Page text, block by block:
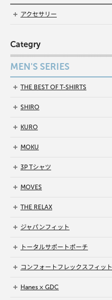
アクセサリー
Categry
MEN'S SERIES
THE BEST OF T-SHIRTS
SHIRO
KURO
MOKU
3P Tシャツ
MOVES
THE RELAX
ジャパンフィット
トータルサポートポーチ
コンフォートフレックスフィット
Hanes × GDC